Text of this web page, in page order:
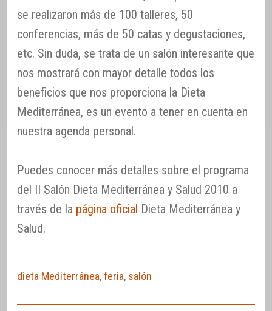
se realizaron más de 100 talleres, 50
conferencias, más de 50 catas y degustaciones,
etc. Sin duda, se trata de un salón interesante que
nos mostrará con mayor detalle todos los
beneficios que nos proporciona la Dieta
Mediterránea, es un evento a tener en cuenta en
nuestra agenda personal.
Puedes conocer más detalles sobre el programa
del II Salón Dieta Mediterránea y Salud 2010 a
través de la página oficial Dieta Mediterránea y
Salud.
dieta Mediterránea,feria, salón